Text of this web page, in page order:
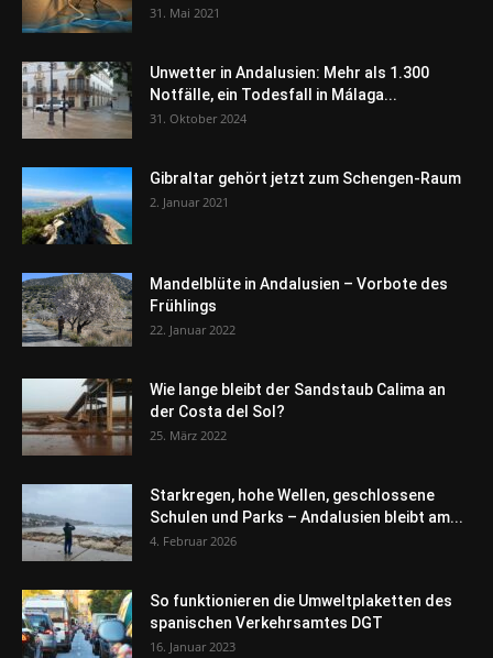
31. Mai 2021
Unwetter in Andalusien: Mehr als 1.300
Notfälle, ein Todesfall in Málaga...
31. Oktober 2024
Gibraltar gehört jetzt zum Schengen-Raum
2. Januar 2021
Mandelblüte in Andalusien – Vorbote des
Frühlings
22. Januar 2022
Wie lange bleibt der Sandstaub Calima an
der Costa del Sol?
25. März 2022
Starkregen, hohe Wellen, geschlossene
Schulen und Parks – Andalusien bleibt am...
4. Februar 2026
So funktionieren die Umweltplaketten des
spanischen Verkehrsamtes DGT
16. Januar 2023